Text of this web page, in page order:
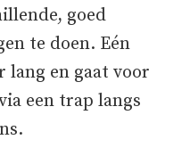
goed
te doen. Eén
lang en gaat voor
een trap langs